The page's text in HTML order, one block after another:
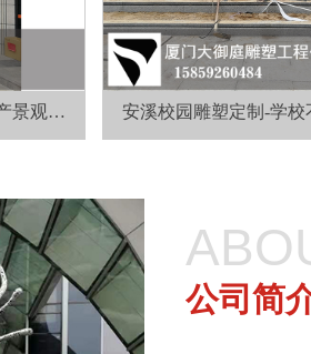
景观雕
安溪校园雕塑定制-学校
雕塑厂家
公司简